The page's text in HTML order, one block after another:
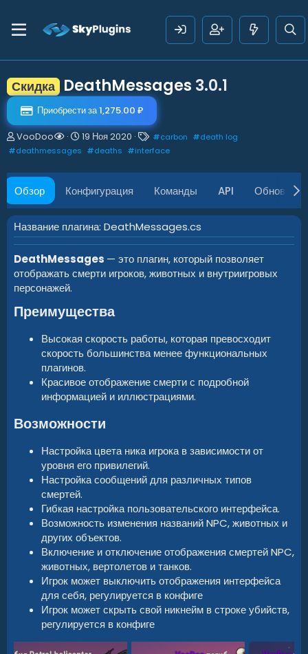
Скидка DeathMessages 3.0.1
Приобрести за 1,275.00 ₽
А
в
о
р
VooDoo
Д
а
с
о
з
д
а
н
и
я
19 Ноя 2020
Т
е
и
#carbon #death log
#deathmessages #deaths #interface
Обзор Конфигурация Команды API
Название плагина: DeathMessages.cs
DeathMessages — это плагин, который позволяет
отображать смерти игроков, животных и внутриигровых
персонажей.
Преимущества​
Высокая скорость работы, которая превосходит
скорость большинства менее функциональных
плагинов.
Красивое отображение смерти с подробной
информацией и иллюстрациями.
Возможности​
Настройка цвета ника игрока в зависимости от
уровня его привилегий.
Настройка сообщений для различных типов
смертей.
Гибкая настройка пользовательского интерфейса.
Возможность изменения названий NPC, животных и
других объектов.
Включение и отключение отображения смертей NPC,
животных, вертолетов и танков.
Игрок может выключить отображения интерфейса
для себя, регулируется в конфиге
Игрок может скрыть свой никнейм в строке убийств,
регулируется в конфиге